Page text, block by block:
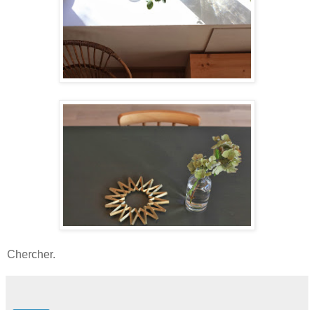
Chercher.